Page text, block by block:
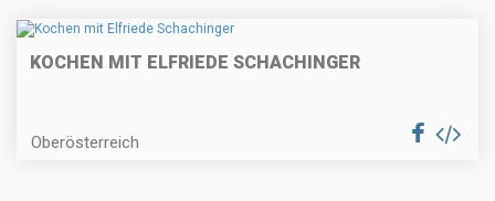
KOCHEN MIT ELFRIEDE SCHACHINGER
Oberösterreich